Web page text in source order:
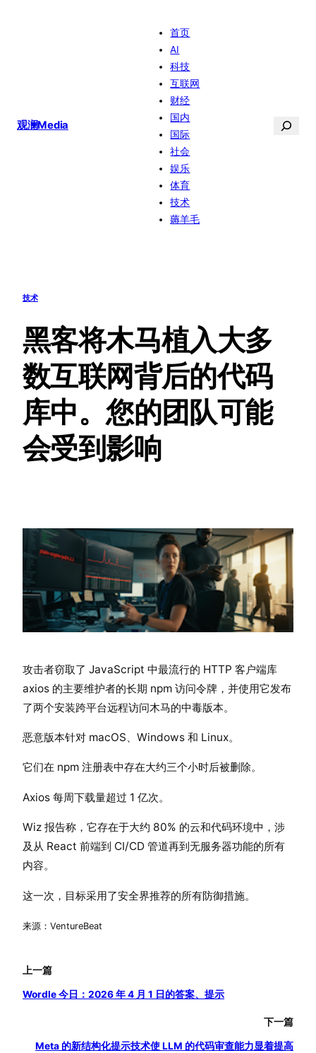
观澜Media
首页
AI
科技
互联网
财经
国内
国际
社会
娱乐
体育
技术
薅羊毛
搜
技术
黑客将木马植入大多
数互联网背后的代码
库中。您的团队可能
会受到影响
攻击者窃取了 JavaScript 中最流行的 HTTP 客户端库
axios 的主要维护者的长期 npm 访问令牌，并使用它发布
了两个安装跨平台远程访问木马的中毒版本。
恶意版本针对 macOS、Windows 和 Linux。
它们在 npm 注册表中存在大约三个小时后被删除。
Axios 每周下载量超过 1 亿次。
Wiz 报告称，它存在于大约 80% 的云和代码环境中，涉
及从 React 前端到 CI/CD 管道再到无服务器功能的所有
内容。
这一次，目标采用了安全界推荐的所有防御措施。
来源：VentureBeat
上一篇
Wordle 今日：2026 年 4 月 1 日的答案、提示
下一篇
Meta 的新结构化提示技术使 LLM 的代码审查能力显着提高